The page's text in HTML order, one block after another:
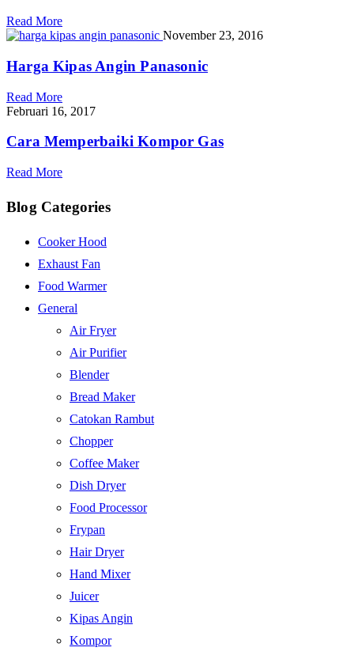
Read More
November 23, 2016
Harga Kipas Angin Panasonic
Read More
Februari 16, 2017
Cara Memperbaiki Kompor Gas
Read More
Blog Categories
Cooker Hood
Exhaust Fan
Food Warmer
General
Air Fryer
Air Purifier
Blender
Bread Maker
Catokan Rambut
Chopper
Coffee Maker
Dish Dryer
Food Processor
Frypan
Hair Dryer
Hand Mixer
Juicer
Kipas Angin
Kompor